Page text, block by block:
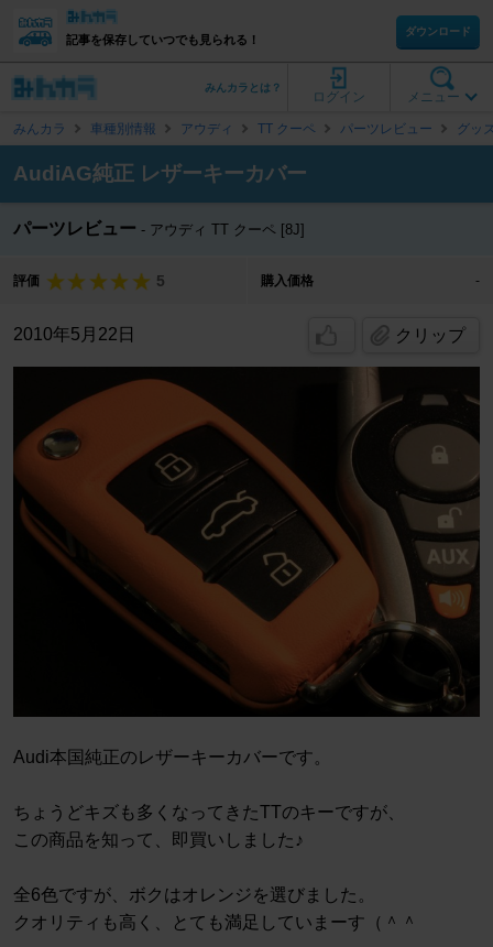
記事を保存していつでも見られる！
ダウンロード
メニュー
ログイン
みんカラとは？
みんカラ 車種別情報 アウディ TT クーペ パーツレビュー グッ
AudiAG純正 レザーキーカバー
パーツレビュー アウディ TT クーペ [8J]
評価 5 購入価格 -
2010年5月22日 クリップ
Audi本国純正のレザーキーカバーです。
ちょうどキズも多くなってきたTTのキーですが、
この商品を知って、即買いしました♪
全6色ですが、ボクはオレンジを選びました。
クオリティも高く、とても満足していまーす（＾＾